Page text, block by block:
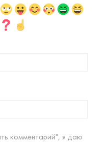
комментарий", я даю